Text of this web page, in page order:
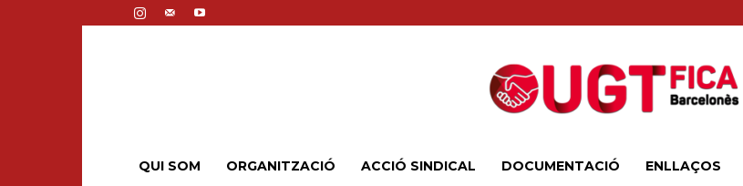
QUI SOM ORGANITZACIÓ ACCIÓ SINDICAL DOCUMENTACIÓ ENLLAÇOS